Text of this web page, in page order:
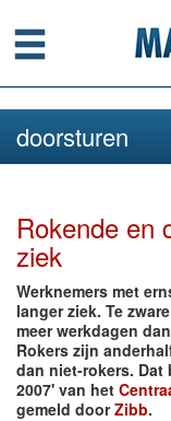
Menu
doorsturen
Rokende en
ziek
Werknemers met
langer ziek. Te
meer werkdagen
Rokers zijn
dan niet-rokers.
2007' van het
gemeld doorZibb.